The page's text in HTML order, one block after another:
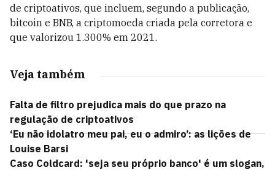
de criptoativos, que incluem, segundo a publicação,
bitcoin e BNB, a criptomoeda criada pela corretora e
que valorizou 1.300% em 2021.
Veja também
Falta de filtro prejudica mais do que prazo na
regulação de criptoativos
‘Eu não idolatro meu pai, eu o admiro’: as lições de
Louise Barsi
Caso Coldcard: 'seja seu próprio banco' é um slogan,